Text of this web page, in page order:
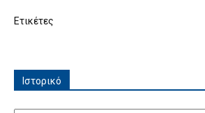
Ετικέτες
Ιστορικό
Ιστορικό